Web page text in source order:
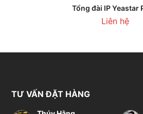
Tổng đài IP Yeastar
Liên hệ
TƯ VẤN ĐẶT HÀNG